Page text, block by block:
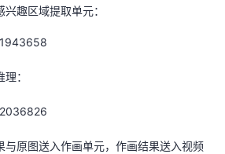
趣区域提取单元：
：
与原图送入作画单元，作画结果送入视频